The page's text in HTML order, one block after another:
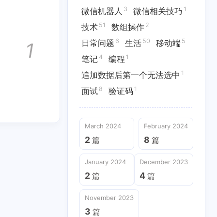
数组操作2
追加数据后第一个无法选中
December 2023
4篇
August 2023
3
1
微信机器人 3 微信相关技巧 1
技术 51 数组操作 2
日常问题 6 生活 50 移动端 5
笔记 4 编程 1
追加数据后第一个无法选中 1
面试 8 验证码 1
March 2024
2 篇
February 2024
8 篇
January 2024
2 篇
December 2023
4 篇
November 2023
3 篇